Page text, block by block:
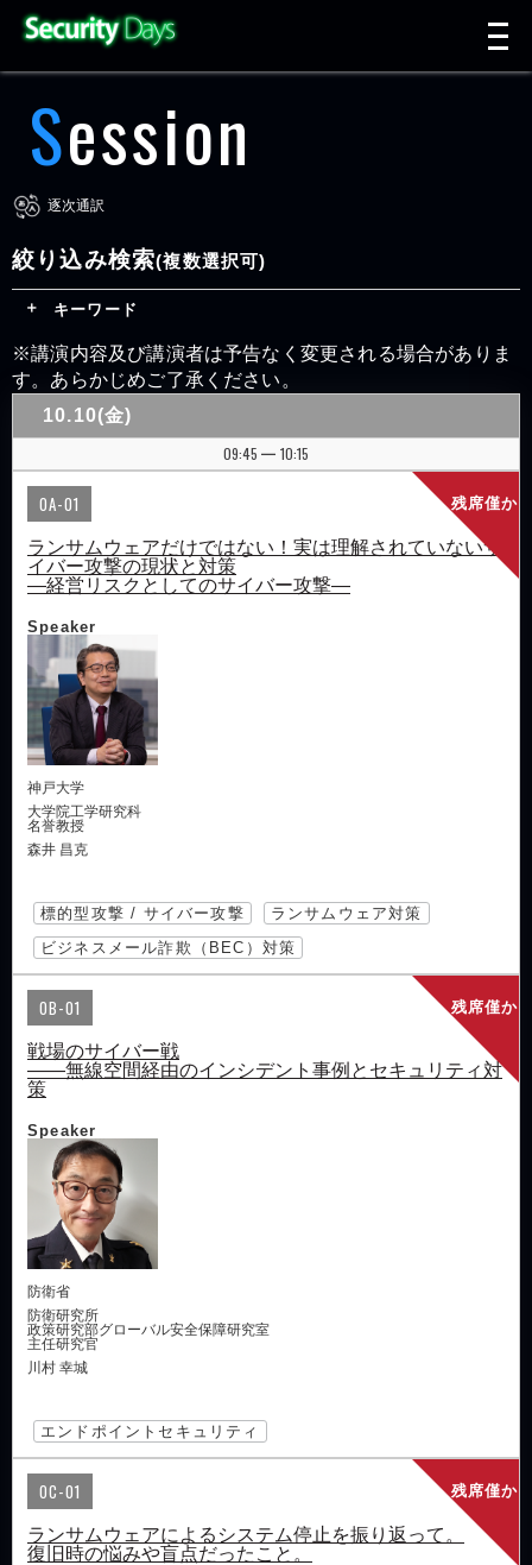
Session
逐次通訳
絞り込み検索(複数選択可)
キーワード
※講演内容及び講演者は予告なく変更される場合がありま
す。あらかじめご了承ください。
10.10(金)
09:45
| 10:15
残席僅か
OA-01
ランサムウェアだけではない！実は理解されていないサ
イバー攻撃の現状と対策
―経営リスクとしてのサイバー攻撃―
Speaker
神戸大学
大学院工学研究科
名誉教授
森井 昌克
標的型攻撃 / サイバー攻撃
ランサムウェア対策
ビジネスメール詐欺（BEC）対策
残席僅か
OB-01
戦場のサイバー戦
――無線空間経由のインシデント事例とセキュリティ対
策
Speaker
防衛省
防衛研究所
政策研究部グローバル安全保障研究室
主任研究官
川村 幸城
エンドポイントセキュリティ
残席僅か
OC-01
ランサムウェアによるシステム停止を振り返って。
復旧時の悩みや盲点だったこと。